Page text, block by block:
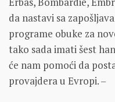
da nastavi sa
programe obuke za
tako sada imati šest
će nam pomoći da
provajdera u Evropi. –